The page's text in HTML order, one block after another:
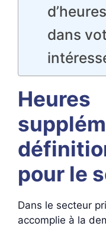
dans
Heures
pour le
Dans le secteur
accomplie à la